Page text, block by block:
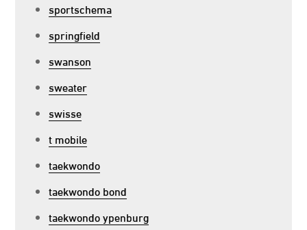
sportschema
springfield
swanson
sweater
swisse
t mobile
taekwondo
taekwondo bond
taekwondo ypenburg